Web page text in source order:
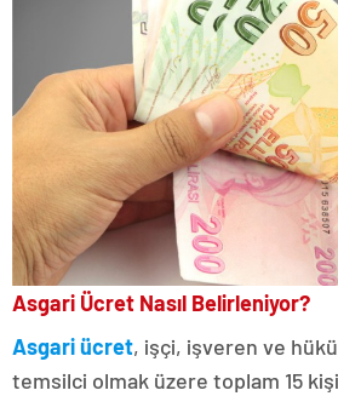
Asgari Ücret Nasıl Belirleniyor?
Asgari ücret, işçi, işveren ve
temsilci olmak üzere toplam 15